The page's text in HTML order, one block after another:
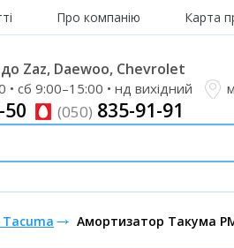
Про компанію Карта
Zaz, Daewoo, Chevrolet
• сб 9:00–15:00 • нд вихідний
50 (050) 835-91-91
Амортизатор Такума